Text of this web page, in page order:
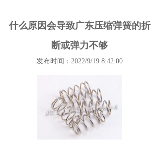
什么原因会导致广东压缩弹簧的折
断或弹力不够
发布时间：2022/9/19 8:42:00